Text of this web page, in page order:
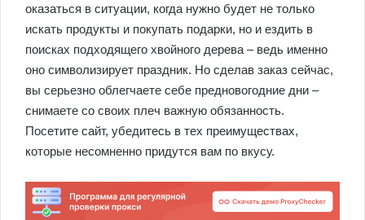
оказаться в ситуации, когда нужно будет не только
искать продукты и покупать подарки, но и ездить в
поисках подходящего хвойного дерева – ведь именно
оно символизирует праздник. Но сделав заказ сейчас,
вы серьезно облегчаете себе предновогодние дни –
снимаете со своих плеч важную обязанность.
Посетите сайт, убедитесь в тех преимуществах,
которые несомненно придутся вам по вкусу.